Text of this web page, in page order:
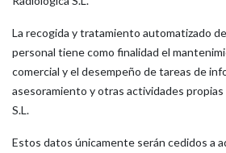
La recogida y tratamiento automatizado
personal tiene como finalidad el
comercial y el desempeño de tareas de
asesoramiento y otras actividades propias
S.L.
Estos datos únicamente serán cedidos a